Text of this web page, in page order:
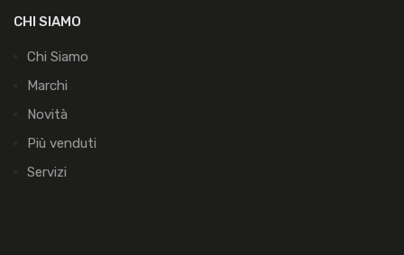
CHI SIAMO
Chi Siamo
Marchi
Novità
Più venduti
Servizi